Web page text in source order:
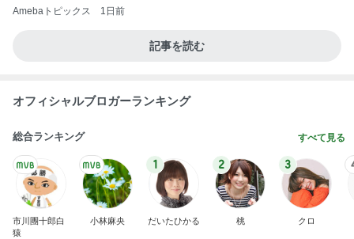
Amebaトピックス 1日前
記事を読む
オフィシャルブロガーランキング
総合ランキング すべて見る
市川團十郎白
猿
小林麻央
1
だいたひかる
2
桃
3
クロ